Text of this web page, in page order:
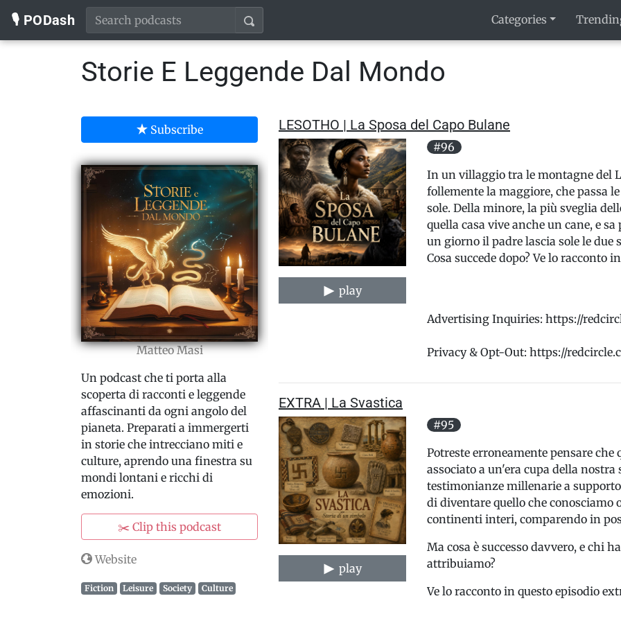
🎙️ PODash Categories
Storie E Leggende Dal Mondo
Subscribe
Matteo Masi
Un podcast che ti porta alla
scoperta di racconti e leggende
affascinanti da ogni angolo del
pianeta. Preparati a immergerti
in storie che intrecciano miti e
culture, aprendo una finestra su
mondi lontani e ricchi di
emozioni.
✂️ Clip this podcast
Website
Fiction Leisure Society Culture
LESOTHO | La Sposa del Capo Bulane
play
#96
In un villaggio tra le montagne del
follemente la maggiore, che passa
sole. Della minore, la più sveglia
quella casa vive anche un cane, e
un giorno il padre lascia sole le due
Cosa succede dopo? Ve lo racconto
Advertising Inquiries: https://
Privacy & Opt-Out: https://
EXTRA | La Svastica
play
#95
Potreste erroneamente pensare che
associato a un'era cupa della
testimonianze millenarie a
di diventare quello che conosciamo
continenti interi, comparendo in
Ma cosa è successo davvero, e chi
attribuiamo?
Ve lo racconto in questo episodio